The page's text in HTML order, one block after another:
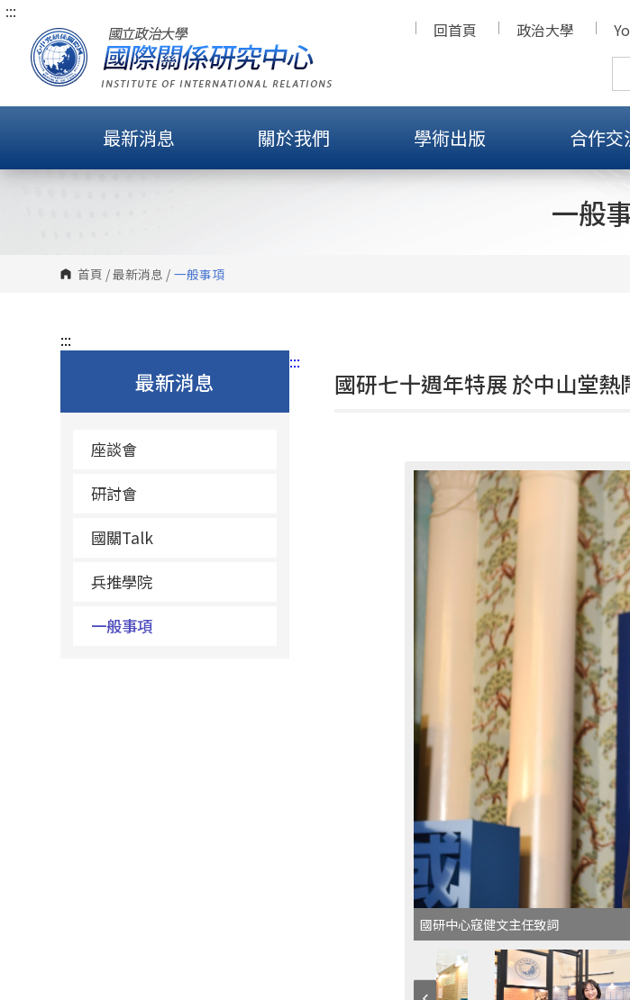
跳
內
塊
:::
回首頁
政治大學
最新消息 關於我們 學術出版 合作交
一般
首頁 /最新消息 / 一般事項
:::
最新消息
座談會
研討會
國關Talk
兵推學院
一般事項
:::
國研七十週年特展 於中山堂熱
國研中心寇健文主任致詞